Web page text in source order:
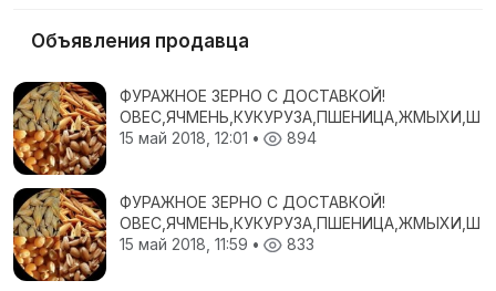
Объявления продавца
ФУРАЖНОЕ ЗЕРНО С ДОСТАВКОЙ!
15 май 2018, 12:01 • 894
ФУРАЖНОЕ ЗЕРНО С ДОСТАВКОЙ!
15 май 2018, 11:59 • 833